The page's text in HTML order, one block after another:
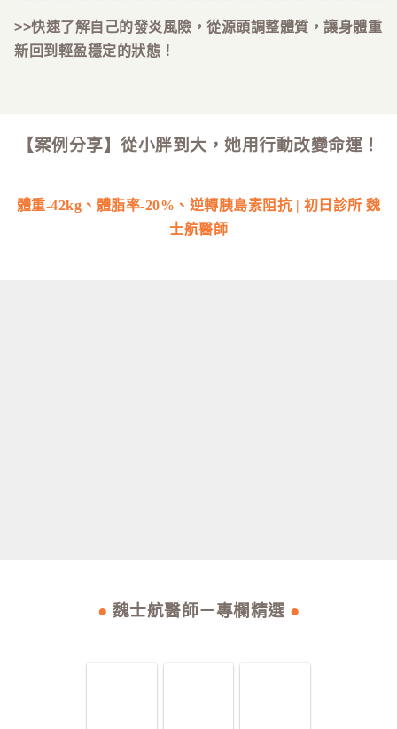
>>快速了解自己的發炎風險，從源頭調整體質，讓身體重
新回到輕盈穩定的狀態！
【案例分享】從小胖到大，她用行動改變命運！
體重-42kg、體脂率-20% 、逆轉胰島素阻抗 | 初日診所 魏
士航醫師
● 魏士航醫師－專欄精選 ●